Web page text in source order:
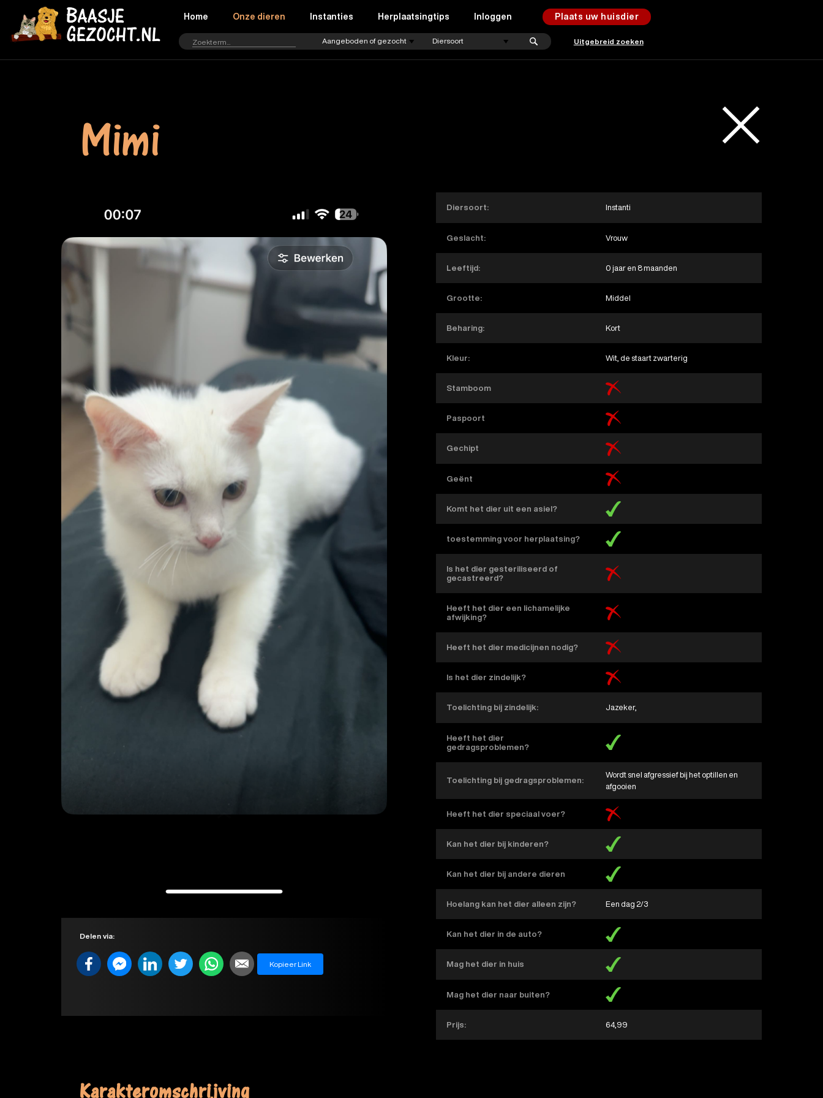
Home Onze dieren Instanties Herplaatsingtips Inloggen Plaats uw huisdier
Uitgebreid zoeken
Mimi
Delen via:
Kopieer Link
Diersoort: Instanti
Geslacht: Vrouw
Leeftijd: 0 jaar en 8 maanden
Grootte: Middel
Beharing: Kort
Kleur: Wit, de staart zwarterig
Stamboom
Paspoort
Gechipt
Geënt
Komt het dier uit een asiel?
toestemming voor herplaatsing?
Is het dier gesteriliseerd of
gecastreerd?
Heeft het dier een lichamelijke
afwijking?
Heeft het dier medicijnen nodig?
Is het dier zindelijk?
Toelichting bij zindelijk: Jazeker,
Heeft het dier
gedragsproblemen?
Toelichting bij gedragsproblemen:
Wordt snel afgressief bij het optillen en
afgooien
Heeft het dier speciaal voer?
Kan het dier bij kinderen?
Kan het dier bij andere dieren
Hoelang kan het dier alleen zijn? Een dag 2/3
Kan het dier in de auto?
Mag het dier in huis
Mag het dier naar buiten?
Prijs: 64,99